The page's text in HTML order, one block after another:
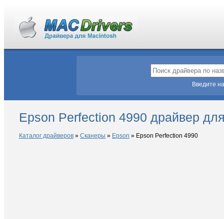
Введите
Epson Perfection 4990 драйвер
Каталог драйверов » Сканеры » Epson » Epson Perfection 4990